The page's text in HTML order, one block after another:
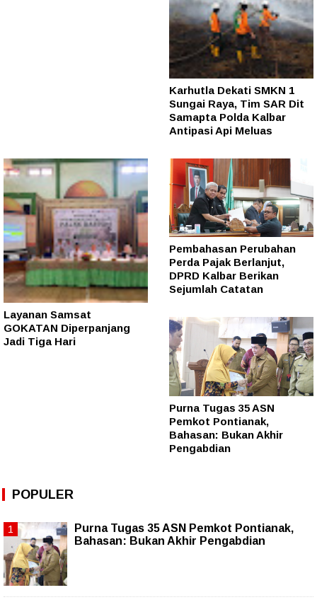
Karhutla Dekati SMKN 1
Sungai Raya, Tim SAR Dit
Samapta Polda Kalbar
Antipasi Api Meluas
Layanan Samsat
GOKATAN Diperpanjang
Jadi Tiga Hari
Pembahasan Perubahan
Perda Pajak Berlanjut,
DPRD Kalbar Berikan
Sejumlah Catatan
Purna Tugas 35 ASN
Pemkot Pontianak,
Bahasan: Bukan Akhir
Pengabdian
POPULER
Purna Tugas 35 ASN Pemkot Pontianak,
Bahasan: Bukan Akhir Pengabdian